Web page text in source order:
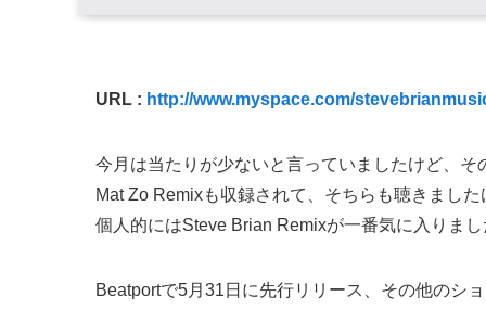
URL : http://www.myspace.com/
今月は当たりが少ないと言っていましたけど、
Mat Zo Remixも収録されて、そちらも聴きました
個人的にはSteve Brian Remixが一番気に入りま
Beatportで5月31日に先行リリース、その他のシ